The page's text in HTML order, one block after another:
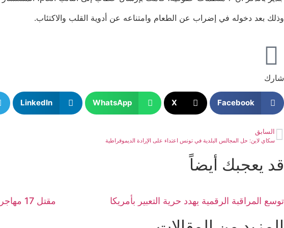
وذلك بعد دخوله في إضراب عن الطعام وامتناعه عن أدوية القلب والاكتئاب.
شارك
Facebook
X
WhatsApp
LinkedIn
السابق
سكاي لاين: حل المجالس البلدية في تونس اعتداء على الإرادة الديموقراطية
قد يعجبك أيضاً
توسع المراقبة الرقمية يهدد حرية التعبير بأمريكا مقتل 17 مهاجرا في مأساة بحرية جديدة قبالة إسبانيا